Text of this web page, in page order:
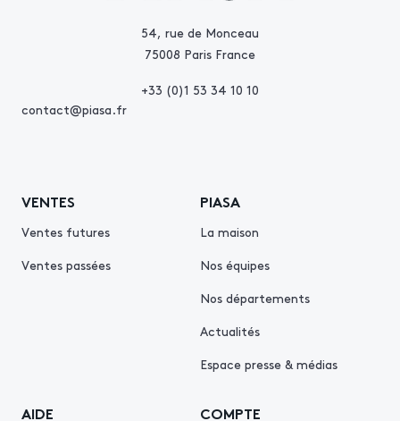
54, rue de Monceau
75008 Paris France
+33 (0)1 53 34 10 10
contact@piasa.fr
VENTES
Ventes futures
Ventes passées
PIASA
La maison
Nos équipes
Nos départements
Actualités
Espace presse & médias
AIDE COMPTE